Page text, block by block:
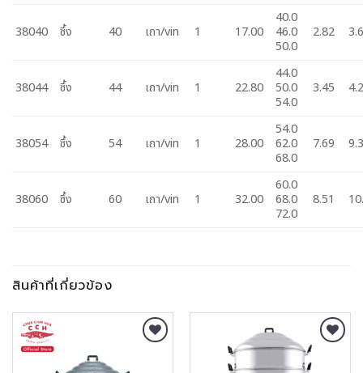
38040 ซึ้ง 40 เถา/vin 1 17.00
40.0
46.0
50.0
2.82
38044 ซึ้ง 44 เถา/vin 1 22.80
44.0
50.0
54.0
3.45
38054 ซึ้ง 54 เถา/vin 1 28.00
54.0
62.0
68.0
7.69
38060 ซึ้ง 60 เถา/vin 1 32.00
60.0
68.0
72.0
8.51
สินค้าที่เกี่ยวข้อง
Add to
Wishlist